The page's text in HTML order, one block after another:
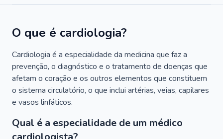
O que é cardiologia?
Cardiologia é a especialidade da medicina que faz a
prevenção, o diagnóstico e o tratamento de doenças que
afetam o coração e os outros elementos que constituem
o sistema circulatório, o que inclui artérias, veias, capilares
e vasos linfáticos.
Qual é a especialidade de um médico